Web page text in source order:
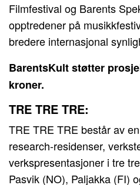
Filmfestival og Barents
opptredener på
bredere internasjonal
BarentsKult støtter
kroner.
TRE TRE TRE:
TRE TRE TRE består av
research-residenser,
verkspresentasjoner i tre
Pasvik (NO), Paljakka (FI)